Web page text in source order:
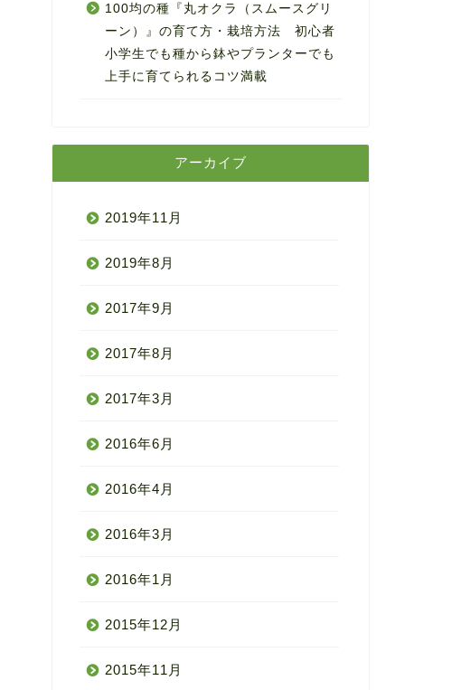
100均の種『丸オクラ（スムースグリ
ーン）』の育て方・栽培方法 初心者
小学生でも種から鉢やプランターでも
上手に育てられるコツ満載
アーカイブ
2019年11月
2019年8月
2017年9月
2017年8月
2017年3月
2016年6月
2016年4月
2016年3月
2016年1月
2015年12月
2015年11月